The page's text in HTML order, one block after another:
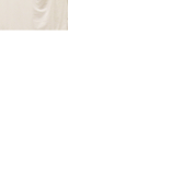
いう記録…